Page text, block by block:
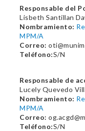
Responsable del
Lisbeth Santillan
Nombramiento:
MPM/A
Correo:
Teléfono:S/N
Responsable de
Lucely Quevedo
Nombramiento:
MPM/A
Correo:
Teléfono:S/N